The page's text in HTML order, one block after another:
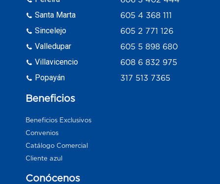
Santa Marta
Sincelejo
Valledupar
Villavicencio
Popayán
605 4 368 111
605 2 771 126
605 5 898 680
608 6 832 975
317 513 7365
Beneficios
Beneficios Exclusivos
Convenios
Catálogo Comercial
Cliente azul
Conócenos